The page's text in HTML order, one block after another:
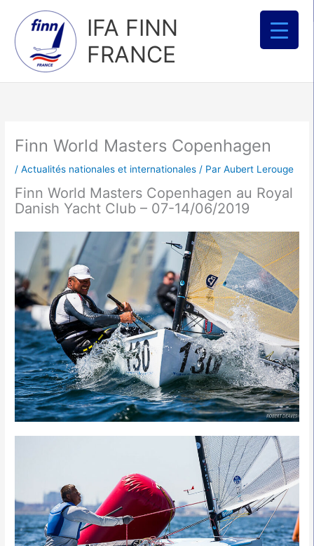
contenu
IFA FINN
FRANCE
Finn World Masters Copenhagen
/Actualités nationales et internationales / ParAubert Lerouge
Finn World Masters Copenhagen au Royal
Danish Yacht Club – 07-14/06/2019